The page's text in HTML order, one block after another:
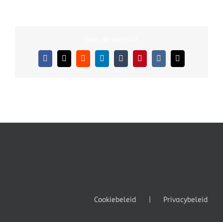
Facebook
X RedditLinkedInTumblrPinterestVk
E-
mail
Cookiebeleid Privacybeleid